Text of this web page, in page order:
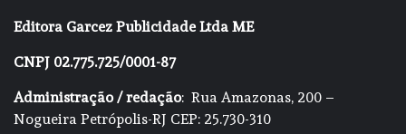
Editora Garcez Publicidade Ltda ME
CNPJ 02.775.725/0001-87
Administração / redação: Rua Amazonas, 200 –
Nogueira Petrópolis-RJ CEP: 25.730-310